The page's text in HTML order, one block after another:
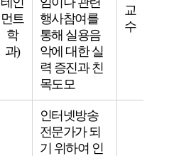
먼트
학
과)
행사참여를
통해 실용음
악에 대한 실
력 증진과 친
목도모
교
수
인터넷방송
전문가가 되
기 위하여 인